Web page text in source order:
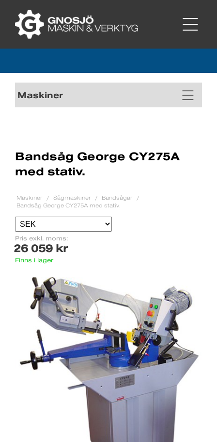
Maskiner
Bandsåg George CY275A
med stativ.
Maskiner Sågmaskiner
Bandsågar
Bandsåg George CY275A med stativ.
Pris exkl. moms:
26 059 kr
Finns i lager